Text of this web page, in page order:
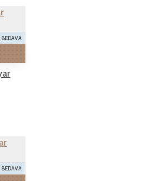
ürünleri tahrip etmeden,
satılabilinirliğini
itibaren yedi ( 7 ) günlük
belirterek iade
bize aittir. Sebebsiz iadelerde
ürünlerde tam olması
Bunlardan herhangi
BEDAVA
BEDAVA